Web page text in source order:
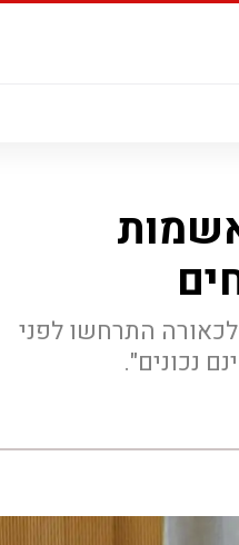
התרחשו לפני
נכונים".